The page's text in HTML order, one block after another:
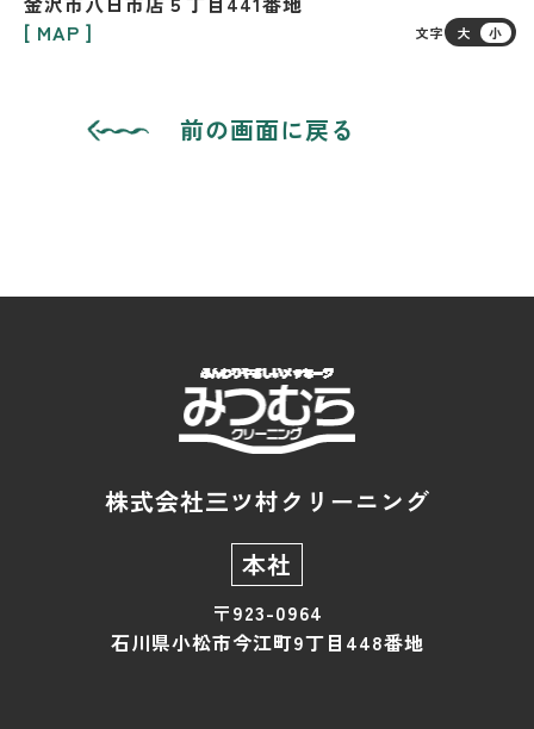
[ MAP ]
文字 大 小
前の画面に戻る
株式会社三ツ村クリーニング
本社
〒923-0964
石川県小松市今江町9丁目448番地